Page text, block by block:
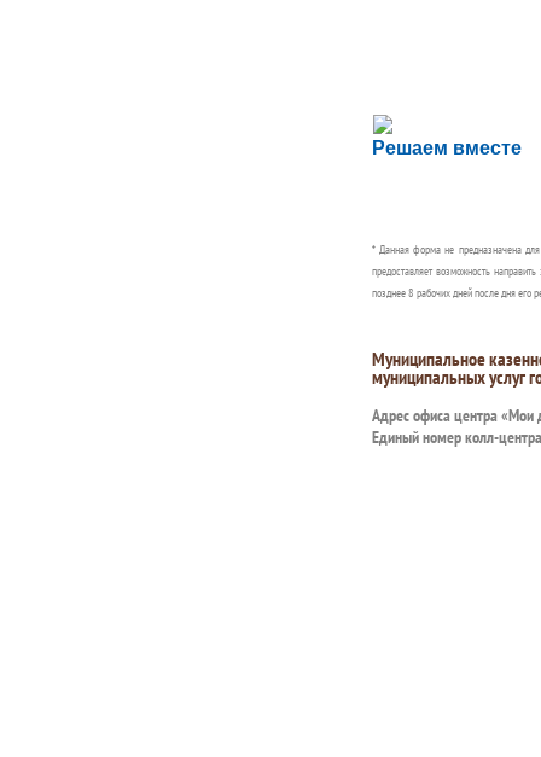
Решаем вместе
Сложности с
Сообщите об этом
* Данная форма не предназначена
предоставляет возможность
позднее 8 рабочих дней после дня его
Муниципальное
муниципальных услуг
Адрес офиса центра «Мои
Единый номер колл-